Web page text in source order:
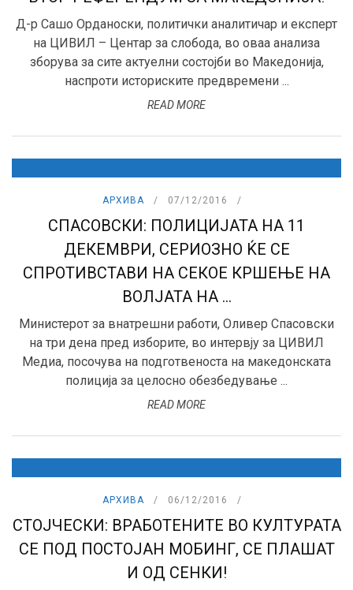
Д-р Сашо Орданоски, политички аналитичар и експерт
на ЦИВИЛ – Центар за слобода, во оваа анализа
зборува за сите актуелни состојби во Македонија,
наспроти историските предвремени ...
READ MORE
АРХИВА 07/12/2016
СПАСОВСКИ: ПОЛИЦИЈАТА НА 11
ДЕКЕМВРИ, СЕРИОЗНО ЌЕ СЕ
СПРОТИВСТАВИ НА СЕКОЕ КРШЕЊЕ НА
ВОЛЈАТА НА ...
Министерот за внатрешни работи, Оливер Спасовски
на три дена пред изборите, во интервју за ЦИВИЛ
Медиа, посочува на подготвеноста на македонската
полиција за целосно обезбедување ...
READ MORE
АРХИВА 06/12/2016
СТОЈЧЕСКИ: ВРАБОТЕНИТЕ ВО КУЛТУРАТА
СЕ ПОД ПОСТОЈАН МОБИНГ, СЕ ПЛАШАТ
И ОД СЕНКИ!